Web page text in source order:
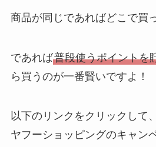
商品が同じであればどこで買
であれば普段使うポイントを
ら買うのが一番賢いですよ！
以下のリンクをクリックして
ヤフーショッピングのキャン